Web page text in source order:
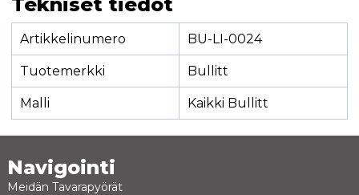
Artikkelinumero BU-LI-0024
Tuotemerkki Bullitt
Malli Kaikki Bullitt
Navigointi
Meidän Tavarapyörät